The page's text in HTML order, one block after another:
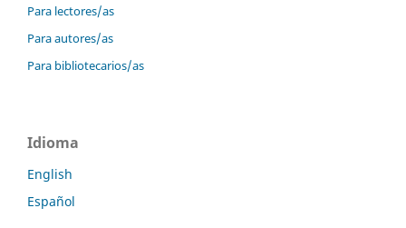
Para lectores/as
Para autores/as
Para bibliotecarios/as
Idioma
English
Español